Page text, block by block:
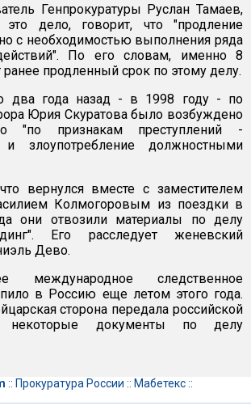
Генпрокуратуры Руслан Тамаев,
дело, говорит, что "продление
с необходимостью выполнения ряда
По его словам, именно 8
ранее продленный срок по этому делу.
два года назад - в 1998 году - по
Юрия Скуратова было возбуждено
"по признакам преступлений -
и злоупотребление должностными
вернулся вместе с заместителем
Колмогоровым из поездки в
они отвозили материалы по делу
Его расследует женевский
Дево.
международное следственное
в Россию еще летом этого года.
сторона передала российской
некоторые документы по делу
:: Прокуратура России :: Мабетекс::